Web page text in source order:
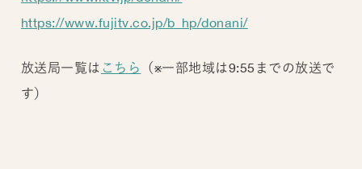
https://www.fujitv.co.jp/b_hp/donani/
放送局一覧は こちら
（※一部地域は9:55までの放送で
す）